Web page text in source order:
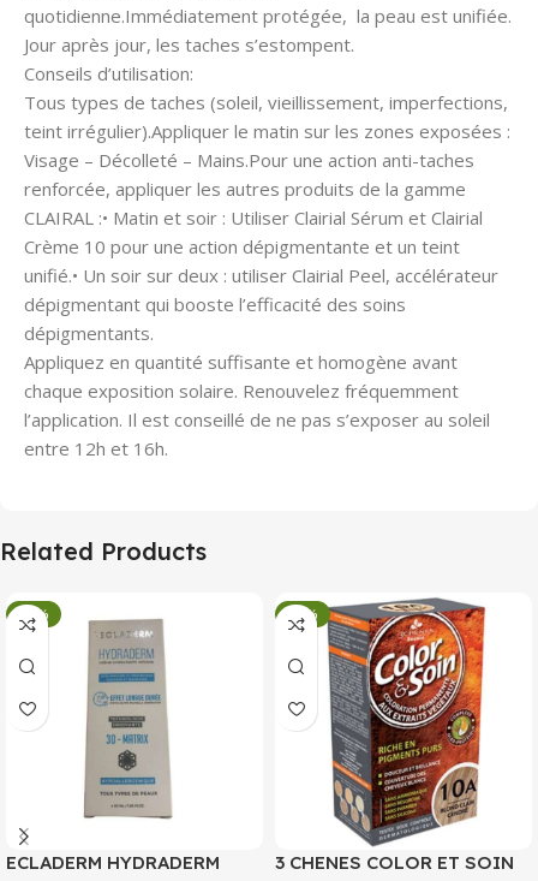
quotidienne.Immédiatement protégée, la peau est unifiée.
Jour après jour, les taches s’estompent.
Conseils d’utilisation:
Tous types de taches (soleil, vieillissement, imperfections,
teint irrégulier).Appliquer le matin sur les zones exposées :
Visage – Décolleté – Mains.Pour une action anti-taches
renforcée, appliquer les autres produits de la gamme
CLAIRAL :• Matin et soir : Utiliser Clairial Sérum et Clairial
Crème 10 pour une action dépigmentante et un teint
unifié.• Un soir sur deux : utiliser Clairial Peel, accélérateur
dépigmentant qui booste l’efficacité des soins
dépigmentants.
Appliquez en quantité suffisante et homogène avant
chaque exposition solaire. Renouvelez fréquemment
l’application. Il est conseillé de ne pas s’exposer au soleil
entre 12h et 16h.
Related Products
-34%
ECLADERM HYDRADERM
-34%
3 CHENES COLOR ET SOIN